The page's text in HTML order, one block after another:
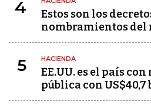
4
Estos son los
nombramientos del
5 HACIENDA
EE.UU. es el país
pública con